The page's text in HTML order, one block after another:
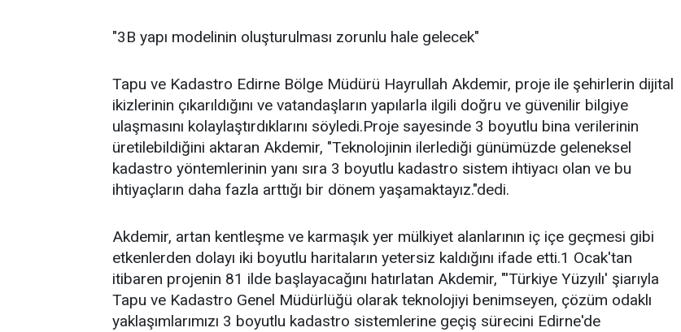
"3B yapı modelinin oluşturulması zorunlu hale gelecek"
Tapu ve Kadastro Edirne Bölge Müdürü Hayrullah Akdemir, proje ile şehirlerin dijital
ikizlerinin çıkarıldığını ve vatandaşların yapılarla ilgili doğru ve güvenilir bilgiye
ulaşmasını kolaylaştırdıklarını söyledi.Proje sayesinde 3 boyutlu bina verilerinin
üretilebildiğini aktaran Akdemir, "Teknolojinin ilerlediği günümüzde geleneksel
kadastro yöntemlerinin yanı sıra 3 boyutlu kadastro sistem ihtiyacı olan ve bu
ihtiyaçların daha fazla arttığı bir dönem yaşamaktayız."dedi.
Akdemir, artan kentleşme ve karmaşık yer mülkiyet alanlarının iç içe geçmesi gibi
etkenlerden dolayı iki boyutlu haritaların yetersiz kaldığını ifade etti.1 Ocak'tan
itibaren projenin 81 ilde başlayacağını hatırlatan Akdemir, "'Türkiye Yüzyılı' şiarıyla
Tapu ve Kadastro Genel Müdürlüğü olarak teknolojiyi benimseyen, çözüm odaklı
yaklaşımlarımızı 3 boyutlu kadastro sistemlerine geçiş sürecini Edirne'de